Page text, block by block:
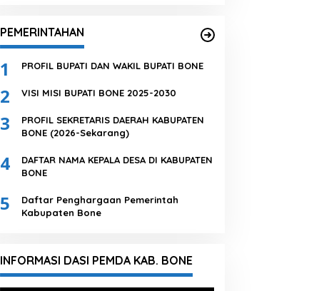
PEMERINTAHAN
1 PROFIL BUPATI DAN WAKIL BUPATI BONE
2 VISI MISI BUPATI BONE 2025-2030
3
PROFIL SEKRETARIS DAERAH KABUPATEN
BONE (2026-Sekarang)
4
DAFTAR NAMA KEPALA DESA DI KABUPATEN
BONE
5
Daftar Penghargaan Pemerintah
Kabupaten Bone
INFORMASI DASI PEMDA KAB. BONE